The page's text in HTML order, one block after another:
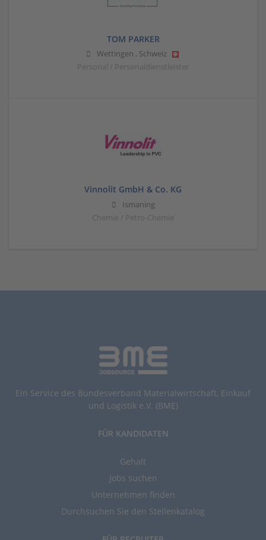
TOM PARKER
Wettingen , Schweiz
Personal / Personaldienstleister
Vinnolit GmbH & Co. KG
Ismaning
Chemie / Petro-Chemie
Ein Service des Bundesverband Materialwirtschaft, Einkauf
und Logistik e.V. (BME)
FÜR KANDIDATEN
Gehalt
Jobs suchen
Unternehmen finden
Durchsuchen Sie den Stellenkatalog